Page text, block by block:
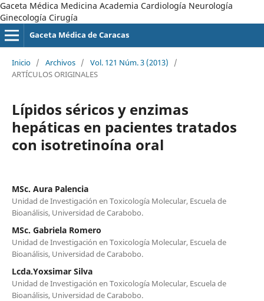
Gaceta Médica Medicina Academia Cardiología Neurología
Ginecología Cirugía
Gaceta Médica de Caracas
Inicio / Archivos / Vol. 121 Núm. 3 (2013)
/
ARTÍCULOS ORIGINALES
Lípidos séricos y enzimas
hepáticas en pacientes tratados
con isotretinoína oral
MSc. Aura Palencia
Unidad de Investigación en Toxicología Molecular, Escuela de
Bioanálisis, Universidad de Carabobo.
MSc. Gabriela Romero
Unidad de Investigación en Toxicología Molecular, Escuela de
Bioanálisis, Universidad de Carabobo.
Lcda.Yoxsimar Silva
Unidad de Investigación en Toxicología Molecular, Escuela de
Bioanálisis, Universidad de Carabobo.